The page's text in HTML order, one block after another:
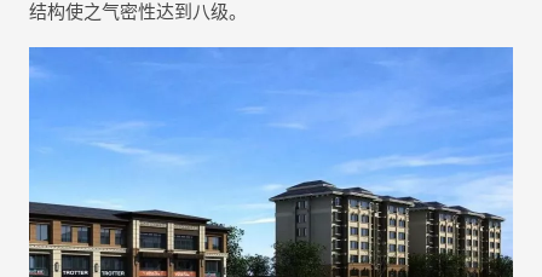
结构使之气密性达到八级。